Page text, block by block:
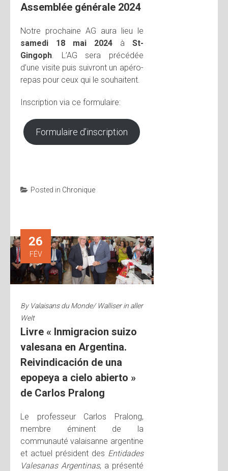
Assemblée générale 2024
Notre prochaine AG aura lieu le
samedi 18 mai 2024à St-
Gingoph. L’AG sera précédée
d’une visite puis suivront un apéro-
repas pour ceux qui le souhaitent.
Inscription via ce formulaire:
Formulaire d’inscription
Posted in Chronique
26
FÉV
By Valaisans du Monde/ Walliser in aller
Welt
Livre « Inmigracion suizo
valesana en Argentina.
Reivindicación de una
epopeya a cielo abierto »
de Carlos Pralong
Le professeur Carlos Pralong,
membre éminent de la
communauté valaisanne argentine
et actuel président des Entidades
Valesanas Argentinas, a présenté